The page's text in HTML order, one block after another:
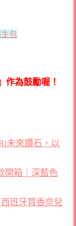
包
作為鼓勵喔！
未來鑽石，以
開箱｜深藍色
班牙買香奈兒